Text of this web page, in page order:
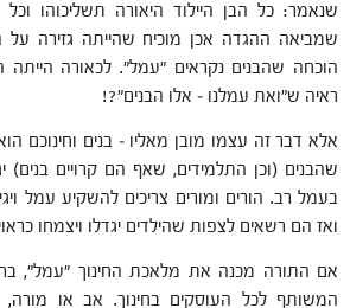
שנאמר: כל הבן היילוד היאורה תשליכוהו
שמביאה ההגדה אכן מוכיח שהייתה גזירה על
הוכחה שהבנים נקראים "עמל". לכאורה הייתה
ראיה ש"ואת עמלנו – אלו הבנים"?!
אלא דבר זה עצמו מובן מאליו – בנים וחינוכם
שהבנים (וכן התלמידים, שאף הם קרויים בנים)
בעמל רב. הורים ומורים צריכים להשקיע עמל
ואז הם רשאים לצפות שהילדים יגדלו ויצמחו
אם התורה מכנה את מלאכת החינוך "עמל",
המשותף לכל העוסקים בחינוך. אב או